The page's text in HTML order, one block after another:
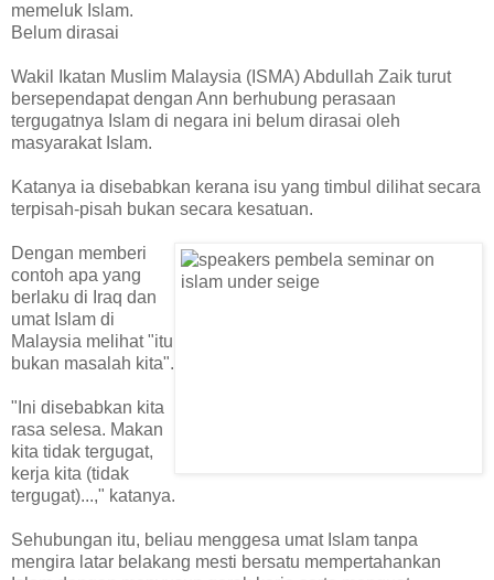
memeluk Islam.
Belum dirasai
Wakil Ikatan Muslim Malaysia (ISMA) Abdullah Zaik turut
bersependapat dengan Ann berhubung perasaan
tergugatnya Islam di negara ini belum dirasai oleh
masyarakat Islam.
Katanya ia disebabkan kerana isu yang timbul dilihat secara
terpisah-pisah bukan secara kesatuan.
Dengan memberi
contoh apa yang
berlaku di Iraq dan
umat Islam di
Malaysia melihat "itu
bukan masalah kita".
"Ini disebabkan kita
rasa selesa. Makan
kita tidak tergugat,
kerja kita (tidak
tergugat)...," katanya.
Sehubungan itu, beliau menggesa umat Islam tanpa
mengira latar belakang mesti bersatu mempertahankan